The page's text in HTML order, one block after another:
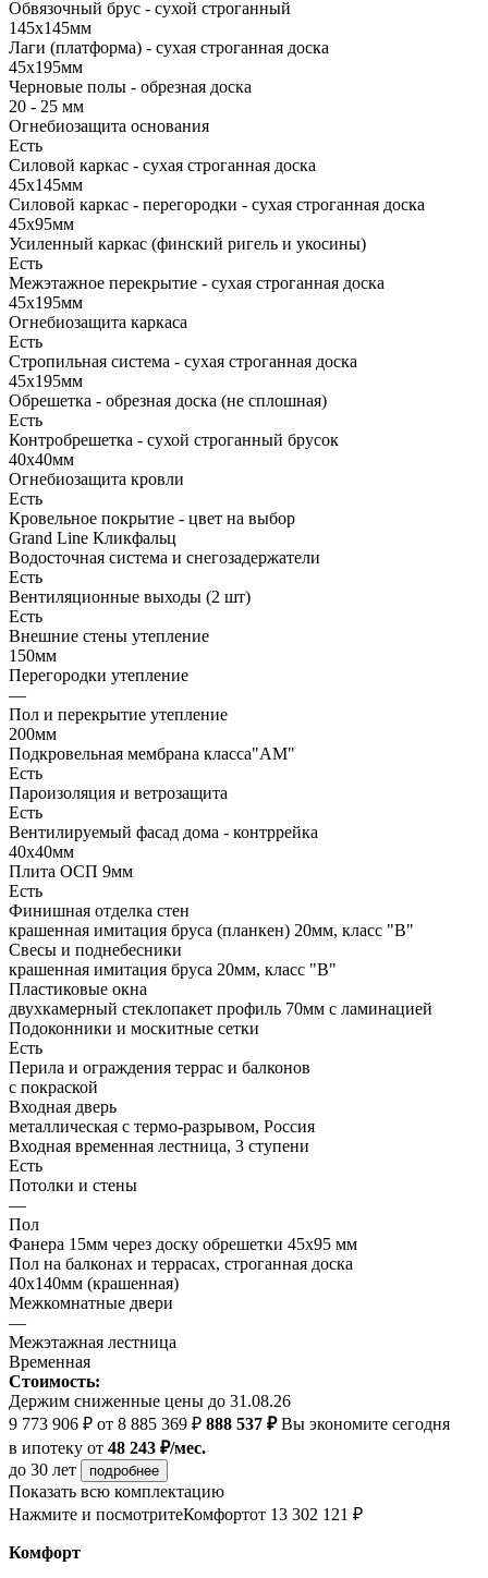
Обвязочный брус - сухой строганный
145х145мм
Лаги (платформа) - сухая строганная доска
45х195мм
Черновые полы - обрезная доска
20 - 25 мм
Огнебиозащита основания
Есть
Силовой каркас - сухая строганная доска
45х145мм
Силовой каркас - перегородки - сухая строганная доска
45х95мм
Усиленный каркас (финский ригель и укосины)
Есть
Межэтажное перекрытие - сухая строганная доска
45х195мм
Огнебиозащита каркаса
Есть
Стропильная система - сухая строганная доска
45х195мм
Обрешетка - обрезная доска (не сплошная)
Есть
Контробрешетка - сухой строганный брусок
40х40мм
Огнебиозащита кровли
Есть
Кровельное покрытие - цвет на выбор
Grand Line Кликфальц
Водосточная система и снегозадержатели
Есть
Вентиляционные выходы (2 шт)
Есть
Внешние стены утепление
150мм
Перегородки утепление
—
Пол и перекрытие утепление
200мм
Подкровельная мембрана класса"АМ"
Есть
Пароизоляция и ветрозащита
Есть
Вентилируемый фасад дома - контррейка
40х40мм
Плита ОСП 9мм
Есть
Финишная отделка стен
крашенная имитация бруса (планкен) 20мм, класс "В"
Свесы и поднебесники
крашенная имитация бруса 20мм, класс "В"
Пластиковые окна
двухкамерный стеклопакет профиль 70мм с ламинацией
Подоконники и москитные сетки
Есть
Перила и ограждения террас и балконов
с покраской
Входная дверь
металлическая с термо-разрывом, Россия
Входная временная лестница, 3 ступени
Есть
Потолки и стены
—
Пол
Фанера 15мм через доску обрешетки 45х95 мм
Пол на балконах и террасах, строганная доска
40х140мм (крашенная)
Межкомнатные двери
—
Межэтажная лестница
Временная
Стоимость:
Держим сниженные цены до 31.08.26
9 773 906 ₽ от 8 885 369 ₽ 888 537 ₽Вы экономите сегодня
в ипотеку от 48 243 ₽/мес.
до 30 лет
подробнее
Показать всю комплектацию
Нажмите и посмотритеКомфортот 13 302 121 ₽
Комфорт